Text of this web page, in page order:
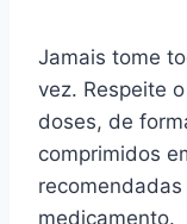
Jamais tome
vez. Respeite
doses, de
comprimidos
medicamento.